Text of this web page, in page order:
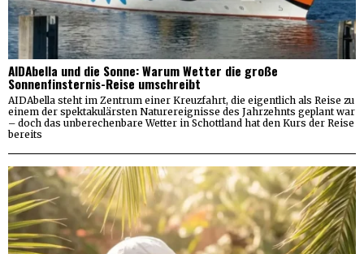
AIDAbella und die Sonne: Warum Wetter die große
Sonnenfinsternis-Reise umschreibt
AIDAbella steht im Zentrum einer Kreuzfahrt, die eigentlich als Reise zu
einem der spektakulärsten Naturereignisse des Jahrzehnts geplant war
– doch das unberechenbare Wetter in Schottland hat den Kurs der Reise
bereits